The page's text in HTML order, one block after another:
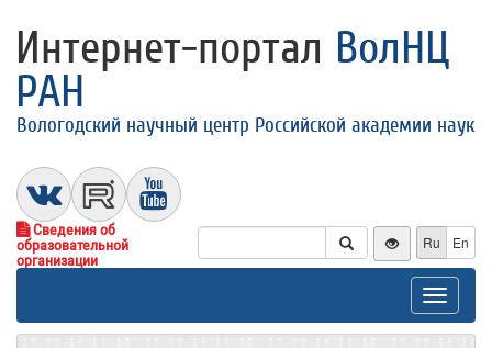
Интернет-портал ВолНЦ
РАН
Вологодский научный центр Российской академии наук
Сведения об
образовательной
организации
Ru En
Toggle